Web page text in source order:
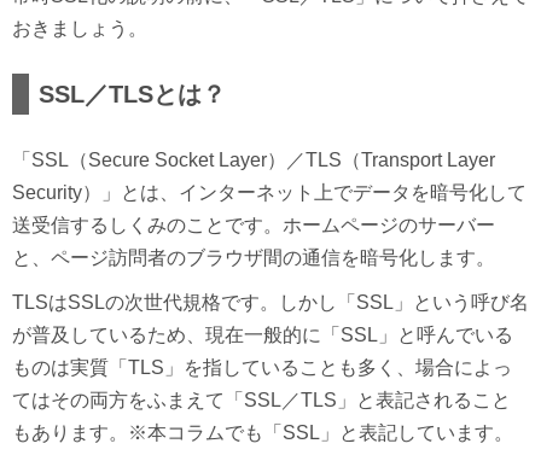
おきましょう。
SSL／TLSとは？
「SSL（Secure Socket Layer）／TLS（Transport Layer
Security）」とは、インターネット上でデータを暗号化して
送受信するしくみのことです。ホームページのサーバー
と、ページ訪問者のブラウザ間の通信を暗号化します。
TLSはSSLの次世代規格です。しかし「SSL」という呼び名
が普及しているため、現在一般的に「SSL」と呼んでいる
ものは実質「TLS」を指していることも多く、場合によっ
てはその両方をふまえて「SSL／TLS」と表記されること
もあります。※本コラムでも「SSL」と表記しています。